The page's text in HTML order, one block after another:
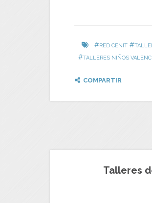
#RED CENIT #
#TALLERES NIÑOS
COMPARTIR
Talleres